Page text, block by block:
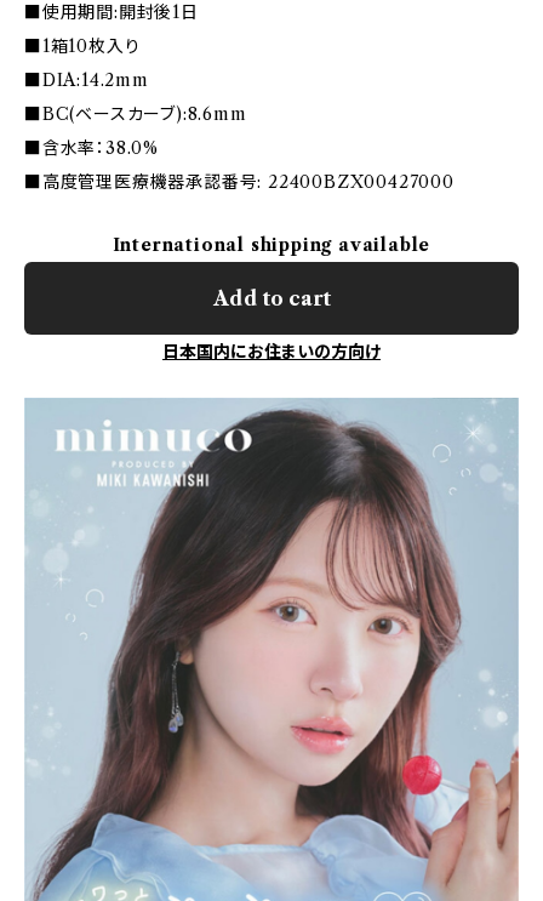
■使用期間:開封後1日
■1箱10枚入り
■DIA:14.2mm
■BC(ベースカーブ):8.6mm
■含水率：38.0%
■高度管理医療機器承認番号: 22400BZX00427000
International shipping available
Add to cart
日本国内にお住まいの方向け